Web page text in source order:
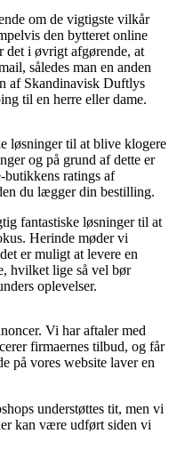
om de vigtigste vilkår
den bytteret online
det i øvrigt afgørende, at
således man en anden
af Skandinavisk Duftlys
til en herre eller dame.
løsninger til at blive klogere
og på grund af dette er
butikkens ratings af
du lægger din bestilling.
fantastiske løsninger til at
Herinde møder vi
er muligt at levere en
hvilket lige så vel bør
oplevelser.
Vi har aftaler med
firmaernes tilbud, og får
på vores website laver en
understøttes tit, men vi
kan være udført siden vi